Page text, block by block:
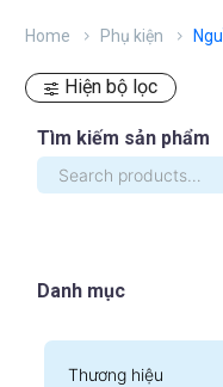
Home Phụ kiện
Hiện bộ lọc
Tìm kiếm sản phẩm
Danh mục
Thương hiệu